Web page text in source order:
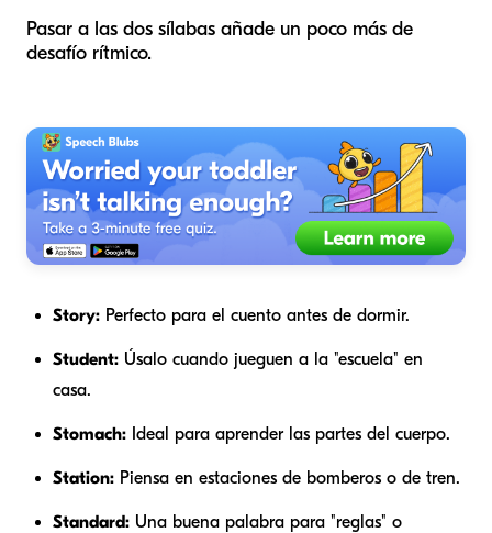
Pasar a las dos sílabas añade un poco más de
desafío rítmico.
Story: Perfecto para el cuento antes de dormir.
Student: Úsalo cuando jueguen a la "escuela" en
casa.
Stomach: Ideal para aprender las partes del cuerpo.
Station: Piensa en estaciones de bomberos o de tren.
Standard: Una buena palabra para "reglas" o